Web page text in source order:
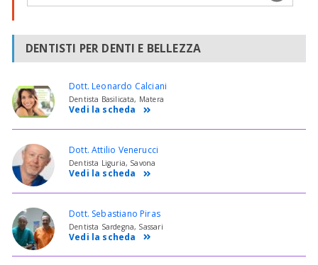
DENTISTI PER DENTI E BELLEZZA
Dott. Leonardo Calciani
Dentista Basilicata, Matera
Vedi la scheda
Dott. Attilio Venerucci
Dentista Liguria, Savona
Vedi la scheda
Dott. Sebastiano Piras
Dentista Sardegna, Sassari
Vedi la scheda